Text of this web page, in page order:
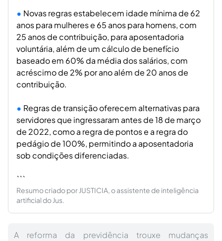
Novas regras estabelecem idade mínima de 62
anos para mulheres e 65 anos para homens, com
25 anos de contribuição, para aposentadoria
voluntária, além de um cálculo de benefício
baseado em 60% da média dos salários, com
acréscimo de 2% por ano além de 20 anos de
contribuição.
Regras de transição oferecem alternativas para
servidores que ingressaram antes de 18 de março
de 2022, como a regra de pontos e a regra do
pedágio de 100%, permitindo a aposentadoria
sob condições diferenciadas.
```
Resumo criado por JUSTICIA, o assistente de inteligência
artificial do Jus.
A reforma da previdência trouxe mudanças